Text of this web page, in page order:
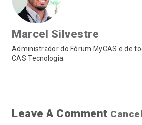
Marcel Silvestre
Administrador do Fórum MyCAS e de
CAS Tecnologia.
Leave A Comment